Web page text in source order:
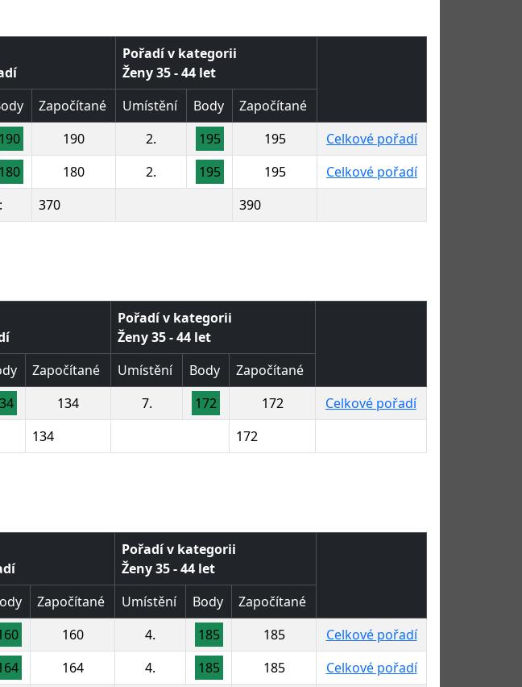
Pořadí v kategorii
Ženy 35 - 44 let
Započítané Umístění Body
Započítané
190 190 2. 195 195
Celkové pořadí
180 180 2. 195 195
Celkové pořadí
370 390
Pořadí v kategorii
Ženy 35 - 44 let
Započítané Umístění Body
Započítané
134 7. 172 172
Celkové pořadí
134 172
Pořadí v kategorii
Ženy 35 - 44 let
Započítané Umístění Body
Započítané
160 4. 185 185
Celkové pořadí
164 4. 185 185
Celkové pořadí